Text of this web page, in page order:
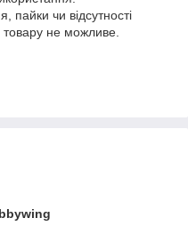
пайки чи відсутності
не можливе.